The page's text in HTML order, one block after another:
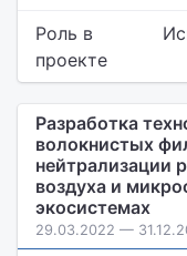
Роль в
проекте
Разработка
волокнистых
нейтрализации
воздуха и
экосистемах
29.03.2022 —